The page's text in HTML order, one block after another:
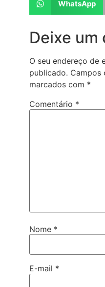
WhatsApp
Deixe um
O seu endereço de
publicado. Campos
marcados com *
Comentário *
Nome *
E-mail *